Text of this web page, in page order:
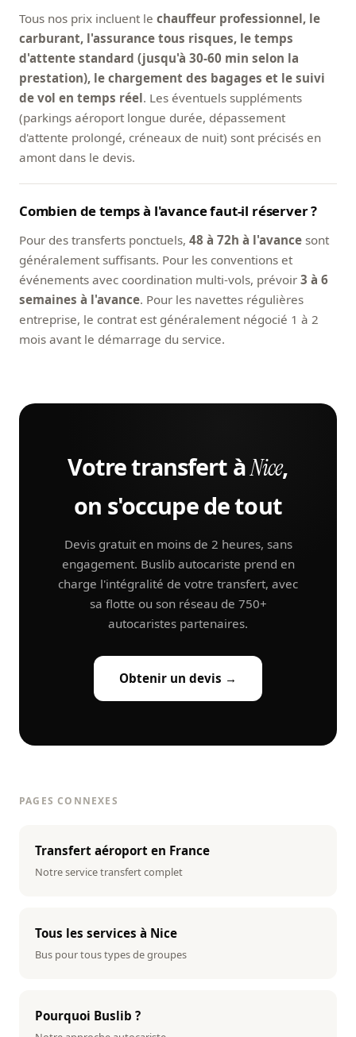
Tous nos prix incluent le chauffeur professionnel, le
carburant, l'assurance tous risques, le temps
d'attente standard (jusqu'à 30-60 min selon la
prestation), le chargement des bagages et le suivi
de vol en temps réel. Les éventuels suppléments
(parkings aéroport longue durée, dépassement
d'attente prolongé, créneaux de nuit) sont précisés en
amont dans le devis.
Combien de temps à l'avance faut-il réserver ?
Pour des transferts ponctuels, 48 à 72h à l'avance sont
généralement suffisants. Pour les conventions et
événements avec coordination multi-vols, prévoir 3 à 6
semaines à l'avance. Pour les navettes régulières
entreprise, le contrat est généralement négocié 1 à 2
mois avant le démarrage du service.
Votre transfert àNice,
on s'occupe de tout
Devis gratuit en moins de 2 heures, sans
engagement. Buslib autocariste prend en
charge l'intégralité de votre transfert, avec
sa flotte ou son réseau de 750+
autocaristes partenaires.
Obtenir un devis →
PAGES CONNEXES
Transfert aéroport en France
Notre service transfert complet
Tous les services à Nice
Bus pour tous types de groupes
Pourquoi Buslib ?